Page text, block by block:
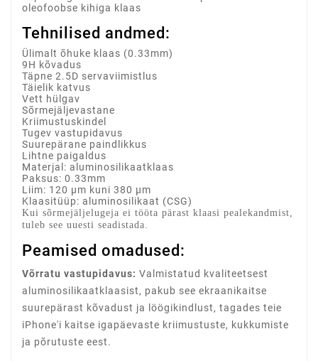
oleofoobse kihiga klaas
Tehnilised andmed:
Ülimalt õhuke klaas (0.33mm)
9H kõvadus
Täpne 2.5D servaviimistlus
Täielik katvus
Vett hülgav
Sõrmejäljevastane
Kriimustuskindel
Tugev vastupidavus
Suurepärane paindlikkus
Lihtne paigaldus
Materjal: aluminosilikaatklaas
Paksus: 0.33mm
Liim: 120 µm kuni 380 µm
Klaasitüüp: aluminosilikaat (CSG)
Kui sõrmejäljelugeja ei tööta pärast klaasi pealekandmist,
tuleb see uuesti seadistada.
Peamised omadused:
Võrratu vastupidavus: Valmistatud kvaliteetsest
aluminosilikaatklaasist, pakub see ekraanikaitse
suurepärast kõvadust ja löögikindlust, tagades teie
iPhone'i kaitse igapäevaste kriimustuste, kukkumiste
ja põrutuste eest.